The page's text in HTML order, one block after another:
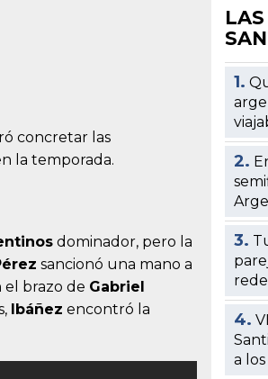
concretar las
la temporada.
dominador, pero la
sancionó una mano a
el brazo de Gabriel
Ibáñez encontró la
1.
2.
3.
4.
a